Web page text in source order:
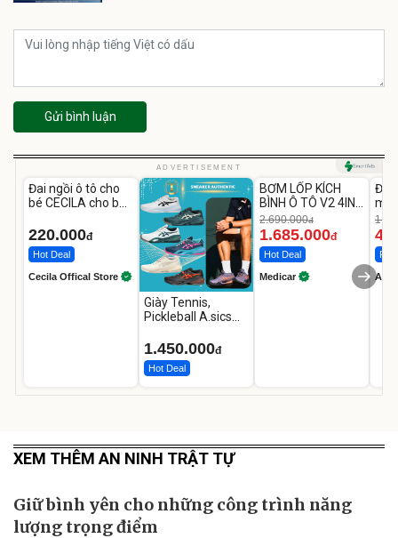
Gửi bình luận
ADVERTISEMENT
Đai ngồi ô tô cho
bé CECILA cho bé
220.000đ
Hot Deal
Cecila Offical Store
Giày Tennis,
Pickleball A.sics
Các Phối Màu
1.450.000đ
Hot Deal
-37%
BƠM LỐP KÍCH
BÌNH Ô TÔ V2 4IN1
Medicar
12.000mAh
2.690.000đ
1.685.000đ
Hot Deal
Medicar A
XEM THÊM AN NINH TRẬT TỰ
Giữ bình yên cho những công trình năng
lượng trọng điểm